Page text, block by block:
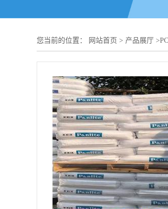
您当前的位置： 网站首页 > 产品展厅 >PC